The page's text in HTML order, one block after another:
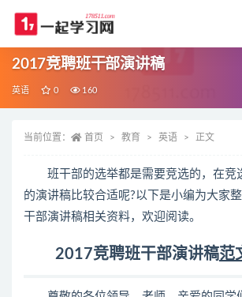
2017竞聘班干部演讲稿
英语 0 160
当前位置： 首页 教育 英语 正文
班干部的选举都是需要竞选的，在竞
的演讲稿比较合适呢?以下是小编为大家
干部演讲稿相关资料，欢迎阅读。
2017竞聘班干部演讲稿范